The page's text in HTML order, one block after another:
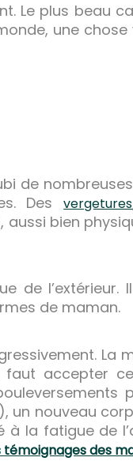
Le plus beau
une
de
Desvergetures
bien
de
de maman.
La
faut accepter
un nouveau
la fatigue de
témoignages des